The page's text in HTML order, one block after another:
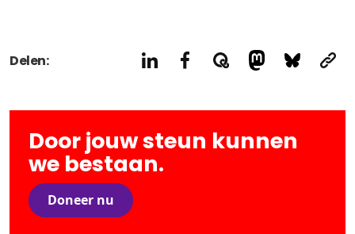
Delen:
Door jouw steun kunnen
we bestaan.
Doneer nu